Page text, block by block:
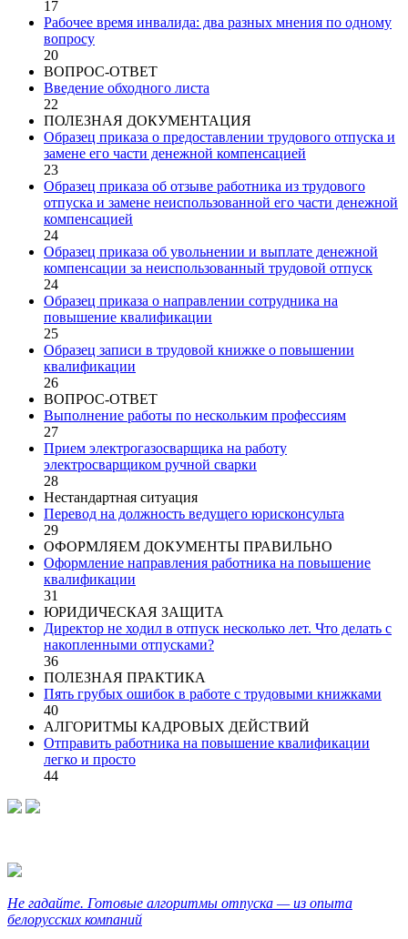
17
Рабочее время инвалида: два разных мнения по одному
вопросу
20
ВОПРОС-ОТВЕТ
Введение обходного листа
22
ПОЛЕЗНАЯ ДОКУМЕНТАЦИЯ
Образец приказа о предоставлении трудового отпуска и
замене его части денежной компенсацией
23
Образец приказа об отзыве работника из трудового
отпуска и замене неиспользованной его части денежной
компенсацией
24
Образец приказа об увольнении и выплате денежной
компенсации за неиспользованный трудовой отпуск
24
Образец приказа о направлении сотрудника на
повышение квалификации
25
Образец записи в трудовой книжке о повышении
квалификации
26
ВОПРОС-ОТВЕТ
Выполнение работы по нескольким профессиям
27
Прием электрогазосварщика на работу
электросварщиком ручной сварки
28
Нестандартная ситуация
Перевод на должность ведущего юрисконсульта
29
ОФОРМЛЯЕМ ДОКУМЕНТЫ ПРАВИЛЬНО
Оформление направления работника на повышение
квалификации
31
ЮРИДИЧЕСКАЯ ЗАЩИТА
Директор не ходил в отпуск несколько лет. Что делать с
накопленными отпусками?
36
ПОЛЕЗНАЯ ПРАКТИКА
Пять грубых ошибок в работе с трудовыми книжками
40
АЛГОРИТМЫ КАДРОВЫХ ДЕЙСТВИЙ
Отправить работника на повышение квалификации
легко и просто
44
Не гадайте. Готовые алгоритмы отпуска — из опыта
белорусских компаний